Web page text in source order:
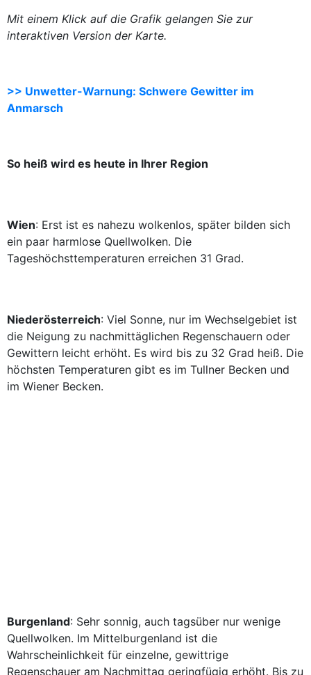
Mit einem Klick auf die Grafik gelangen Sie zur
interaktiven Version der Karte.
>> Unwetter-Warnung: Schwere Gewitter im
Anmarsch
So heiß wird es heute in Ihrer Region
Wien: Erst ist es nahezu wolkenlos, später bilden sich
ein paar harmlose Quellwolken. Die
Tageshöchsttemperaturen erreichen 31 Grad.
Niederösterreich: Viel Sonne, nur im Wechselgebiet ist
die Neigung zu nachmittäglichen Regenschauern oder
Gewittern leicht erhöht. Es wird bis zu 32 Grad heiß. Die
höchsten Temperaturen gibt es im Tullner Becken und
im Wiener Becken.
Burgenland: Sehr sonnig, auch tagsüber nur wenige
Quellwolken. Im Mittelburgenland ist die
Wahrscheinlichkeit für einzelne, gewittrige
Regenschauer am Nachmittag geringfügig erhöht. Bis zu